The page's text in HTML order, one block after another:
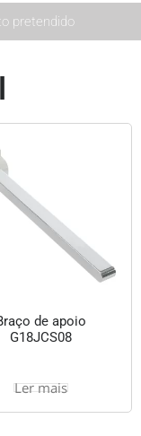
pretendido
de apoio
G18JCS08
Ler mais